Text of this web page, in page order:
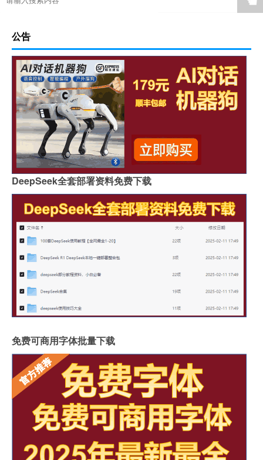
公告
DeepSeek全套部署资料免费下载
免费可商用字体批量下载